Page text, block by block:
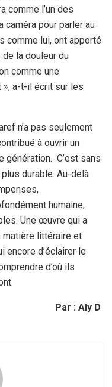
comme l’un des
caméra pour parler au
comme lui, ont apporté
la douleur du
comme une
», a-t-il écrit sur les
n’a pas seulement
à ouvrir un
génération. C’est sans
durable. Au-delà
humaine,
Une œuvre qui a
matière littéraire et
encore d’éclairer le
d’où ils
Par : Aly D